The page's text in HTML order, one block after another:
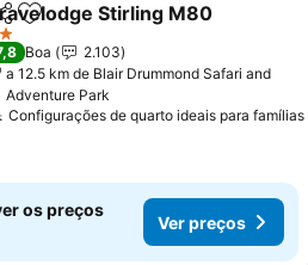
Adicionar aos favoritos
Stirling M80
Boa
2.103
a 12.5 km de Blair Drummond Safari and
Adventure Park
Configurações de quarto ideais para famílias
os preços
Ver preços